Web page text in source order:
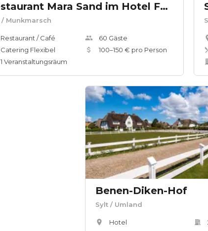
Restaurant Mara Sand im Hotel Fährhaus
/ Munkmarsch
Restaurant / Café
Catering Flexibel
1 Veranstaltungsräum
60 Gäste
100–150 € pro Person
Benen-Diken-Hof
Sylt / Umland
Hotel